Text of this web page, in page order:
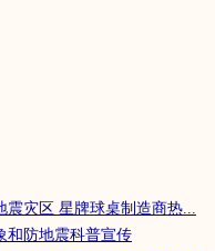
灾区 星牌球桌制造商热...
和防地震科普宣传